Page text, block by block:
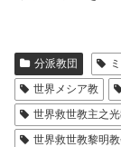
分派教団
世界メシア教
世界救世教主之
世界救世教黎明